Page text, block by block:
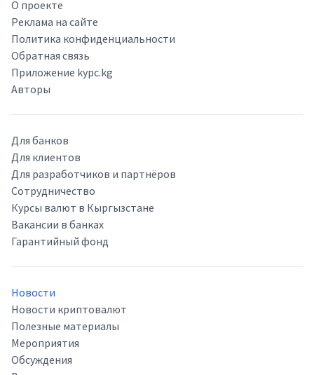
О проекте
Реклама на сайте
Политика конфиденциальности
Обратная связь
Приложение kypc.kg
Авторы
Для банков
Для клиентов
Для разработчиков и партнёров
Сотрудничество
Курсы валют в Кыргызстане
Вакансии в банках
Гарантийный фонд
Новости
Новости криптовалют
Полезные материалы
Мероприятия
Обсуждения